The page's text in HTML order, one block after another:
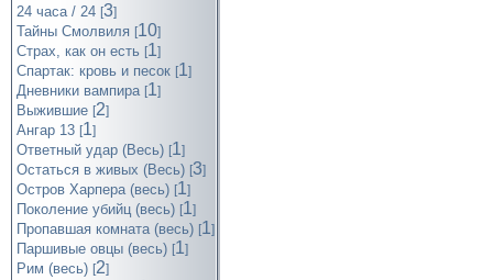
24 часа / 24 [3]
Тайны Смолвиля [10]
Страх, как он есть [1]
Спартак: кровь и песок [1]
Дневники вампира [1]
Выжившие [2]
Ангар 13 [1]
Ответный удар (Весь) [1]
Остаться в живых (Весь) [3]
Остров Харпера (весь) [1]
Поколение убийц (весь) [1]
Пропавшая комната (весь) [1]
Паршивые овцы (весь) [1]
Рим (весь) [2]